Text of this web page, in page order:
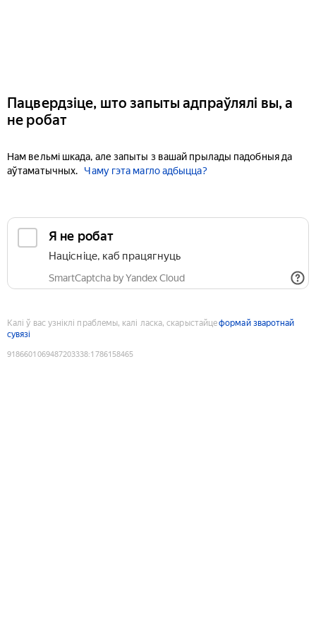
Пацвердзіце, што запыты адпраўлялі вы, а
не робат
Нам вельмі шкада, але запыты з вашай прылады падобныя да
аўтаматычных.
Чаму гэта магло адбыцца?
Я не робат
Націсніце, каб працягнуць
SmartCaptcha by Yandex Cloud
Калі ў вас узніклі праблемы, калі ласка, скарыстайцеформай зваротнай
сувязі
9186601069487203338:1786158465